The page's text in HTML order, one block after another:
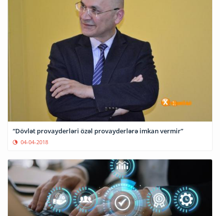
“Dövlət provayderləri özəl provayderlərə imkan vermir”
04-04-2018